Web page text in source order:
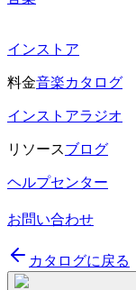
インストア
料金音楽カタログ
インストアラジオ
リソースブログ
ヘルプセンター
お問い合わせ
カタログに戻る